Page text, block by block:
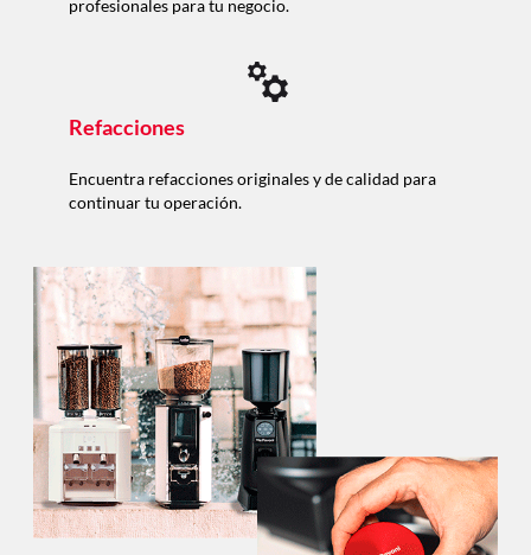
profesionales para tu negocio.
Refacciones
Encuentra refacciones originales y de calidad para
continuar tu operación.